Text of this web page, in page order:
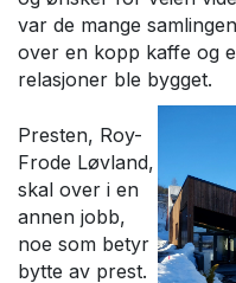
var de mange
over en kopp kaffe og
relasjoner ble bygget.
Presten, Roy-
Frode Løvland,
skal over i en
annen jobb,
noe som betyr
bytte av prest.